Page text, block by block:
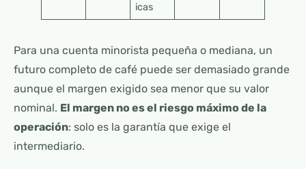
icas
Para una cuenta minorista pequeña o mediana, un
futuro completo de café puede ser demasiado grande
aunque el margen exigido sea menor que su valor
nominal. El margen no es el riesgo máximo de la
operación: solo es la garantía que exige el
intermediario.